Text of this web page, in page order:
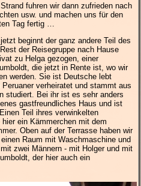
fuhren wir dann zufrieden nach
usw. und machen uns für den
Tag fertig …
beginnt der ganz andere Teil des
der Reisegruppe nach Hause
zu Helga gezogen, einer
die jetzt in Rente ist, wo wir
werden. Sie ist Deutsche lebt
verheiratet und stammt aus
studiert. Bei ihr ist es sehr anders
gastfreundliches Haus und ist
Teil ihres verwinkelten
ein Kämmerchen mit dem
Oben auf der Terrasse haben wir
Raum mit Waschmaschine und
zwei Männern - mit Holger und mit
der hier auch ein